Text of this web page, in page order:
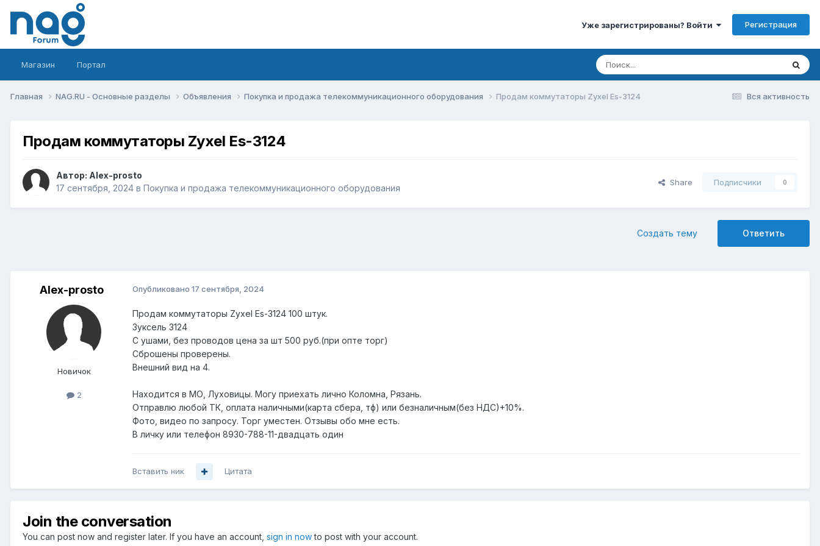
Уже зарегистрированы? Войти Регистрация
Магазин Портал
Вся активность
Главная NAG.RU - Основные разделы Объявления Покупка и продажа телекоммуникационного оборудования Продам коммутаторы Zyxel Es-3124
Продам коммутаторы Zyxel Es-3124
Автор: Alex-prosto
17 сентября, 2024 в Покупка и продажа телекоммуникационного оборудования
Share Подписчики 0
Ответить
Создать тему
Alex-prosto
Новичок
2
Опубликовано 17 сентября, 2024
Продам коммутаторы Zyxel Es-3124 100 штук.
Зуксель 3124
С ушами, без проводов цена за шт 500 руб.(при опте торг)
Сброшены проверены.
Внешний вид на 4.
Находится в МО, Луховицы. Могу приехать лично Коломна, Рязань.
Отправлю любой ТК, оплата наличными(карта сбера, тф) или безналичным(без НДС)+10%.
Фото, видео по запросу. Торг уместен. Отзывы обо мне есть.
В личку или телефон 8930-788-11-двадцать один
Вставить ник Цитата
Join the conversation
You can post now and register later. If you have an account, sign in nowto post with your account.